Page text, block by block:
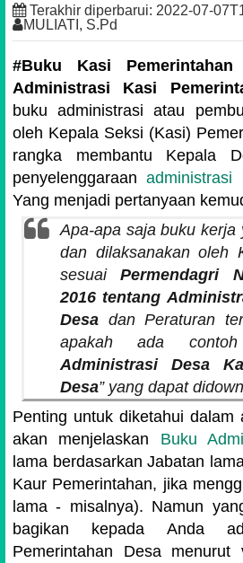
Terakhir diperbarui: 2022-07-
MULIATI, S.Pd
#Buku Kasi Pemerintahan
Administrasi Kasi
buku administrasi atau
oleh Kepala Seksi (Kasi)
rangka membantu Kepala
penyelenggaraanadministrasi
Yang menjadi pertanyaan
Apa-apa saja buku kerja
dan dilaksanakan oleh
sesuaiPermendagri
2016 tentang
Desa dan Peraturan
apakah ada
Administrasi Desa
Desa” yang dapat
Penting untuk diketahui
akan menjelaskan Buku
lama berdasarkan Jabatan
Kaur Pemerintahan, jika
lama - misalnya). Namun
bagikan kepada Anda
Pemerintahan Desa menurut